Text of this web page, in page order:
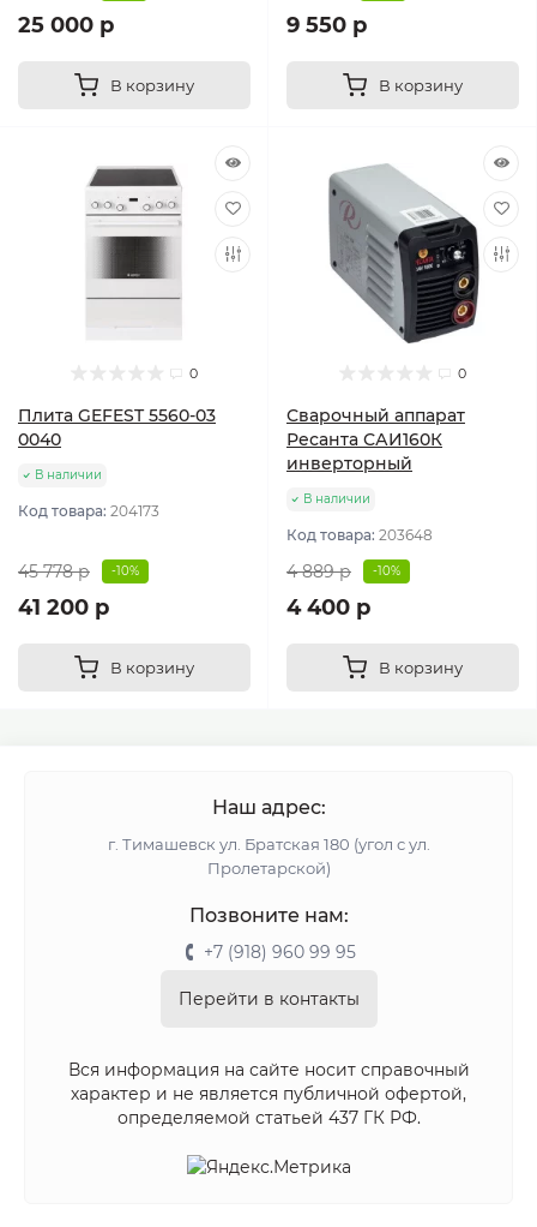
25 000 р
В корзину
9 550 р
В корзину
0
Плита GEFEST 5560-03
0040
В наличии
Код товара: 204173
45 778 р -10%
41 200 р
В корзину
0
Сварочный аппарат
Ресанта САИ160К
инверторный
В наличии
Код товара: 203648
4 889 р -10%
4 400 р
В корзину
Наш адрес:
г. Тимашевск ул. Братская 180 (угол с ул.
Пролетарской)
Позвоните нам:
+7 (918) 960 99 95
Перейти в контакты
Вся информация на сайте носит справочный
характер и не является публичной офертой,
определяемой статьей 437 ГК РФ.